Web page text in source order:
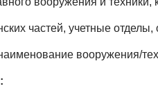
частей, учетные
вооружения/